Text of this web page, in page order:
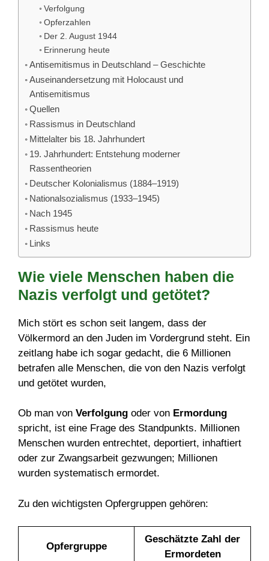
Verfolgung
Opferzahlen
Der 2. August 1944
Erinnerung heute
Antisemitismus in Deutschland – Geschichte
Auseinandersetzung mit Holocaust und
Antisemitismus
Quellen
Rassismus in Deutschland
Mittelalter bis 18. Jahrhundert
19. Jahrhundert: Entstehung moderner
Rassentheorien
Deutscher Kolonialismus (1884–1919)
Nationalsozialismus (1933–1945)
Nach 1945
Rassismus heute
Links
Wie viele Menschen haben die
Nazis verfolgt und getötet?
Mich stört es schon seit langem, dass der
Völkermord an den Juden im Vordergrund steht. Ein
zeitlang habe ich sogar gedacht, die 6 Millionen
betrafen alle Menschen, die von den Nazis verfolgt
und getötet wurden,
Ob man von Verfolgung oder von Ermordung
spricht, ist eine Frage des Standpunkts. Millionen
Menschen wurden entrechtet, deportiert, inhaftiert
oder zur Zwangsarbeit gezwungen; Millionen
wurden systematisch ermordet.
Zu den wichtigsten Opfergruppen gehören:
Opfergruppe
Geschätzte Zahl der
Ermordeten